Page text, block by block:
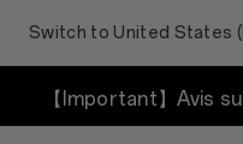
Switch to United States
【Important】Avis